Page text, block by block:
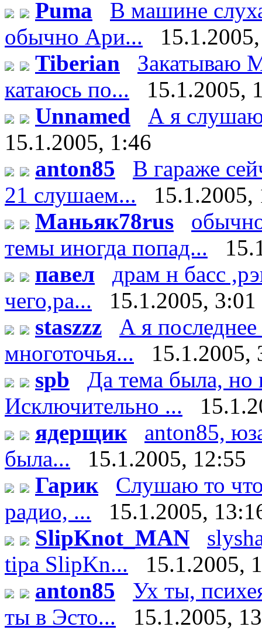
Puma
В машине
обычно Ари...
Tiberian
Закатываю
катаюсь по...
15.1.2005,
Unnamed
А я
15.1.2005, 1:46
anton85
В гараже
21 слушаем...
15.1.2005,
Маньяк78rus
темы иногда попад...
павел
драм н басс
чего,ра...
15.1.2005, 3:01
staszzz
А я
многоточья...
15.1.2005,
spb
Да тема была,
Исключительно ...
ядерщик
anton85,
была...
15.1.2005, 12:55
Гарик
Слушаю то
радио, ...
15.1.2005,
SlipKnot_MAN
tipa SlipKn...
15.1.2005,
anton85
Ух ты,
ты в Эсто...
15.1.2005,